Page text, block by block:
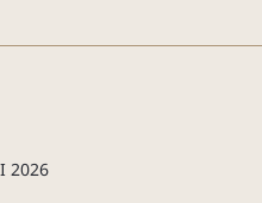
2026